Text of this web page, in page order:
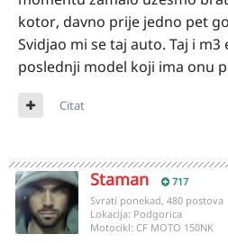
kotor, davno prije jedno pet
Svidjao mi se taj auto. Taj i m3
poslednji model koji ima onu
Citat
Staman 717
Svrati ponekad, 480 postova
Lokacija: Podgorica
Motocikl: CF MOTO 150NK